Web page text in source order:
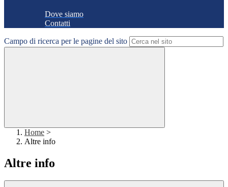
Dove siamo
Contatti
Campo di ricerca per le pagine del sito
Home >
Altre info
Altre info